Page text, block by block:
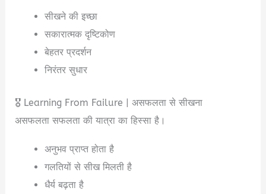
सीखने की इच्छा
सकारात्मक दृष्टिकोण
बेहतर प्रदर्शन
निरंतर सुधार
🎖️ Learning From Failure | असफलता से सीखना
असफलता सफलता की यात्रा का हिस्सा है।
अनुभव प्राप्त होता है
गलतियों से सीख मिलती है
धैर्य बढ़ता है